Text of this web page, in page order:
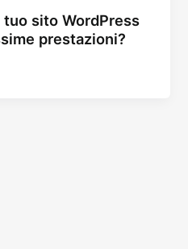
sito WordPress
prestazioni?